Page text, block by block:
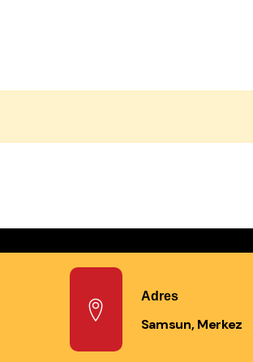
Adres
Samsun, Merkez